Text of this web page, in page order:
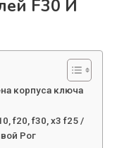
F30 И
корпуса ключа
f20, f30, x3 f25 /
Рог